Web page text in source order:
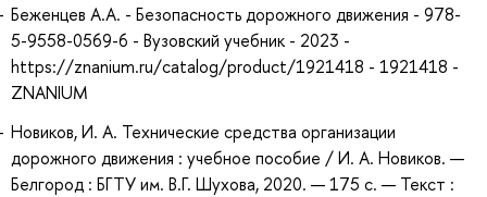
Беженцев А.А. - Безопасность дорожного движения - 978-
5-9558-0569-6 - Вузовский учебник - 2023 -
https://znanium.ru/catalog/product/1921418 - 1921418 -
ZNANIUM
Новиков, И. А. Технические средства организации
дорожного движения : учебное пособие / И. А. Новиков. —
Белгород : БГТУ им. В.Г. Шухова, 2020. — 175 с. — Текст :